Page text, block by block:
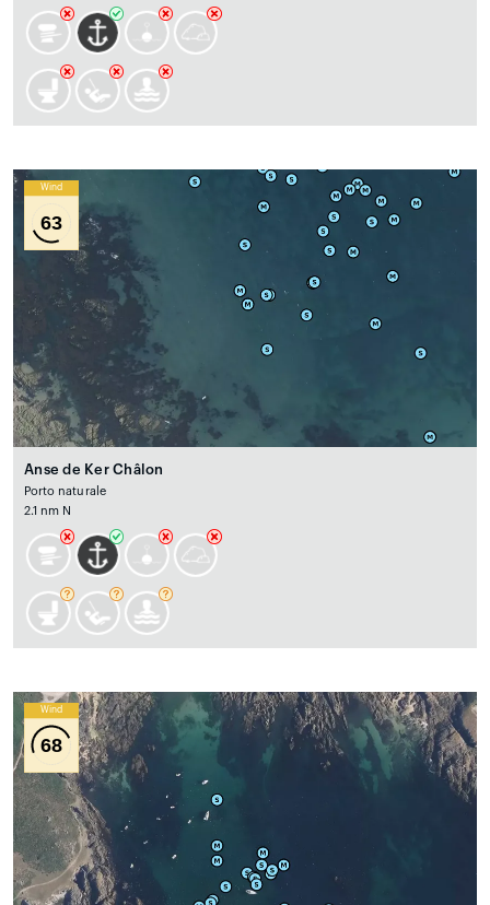
Wind
63
Anse de Ker Châlon
Porto naturale
2.1 nm N
Wind
68